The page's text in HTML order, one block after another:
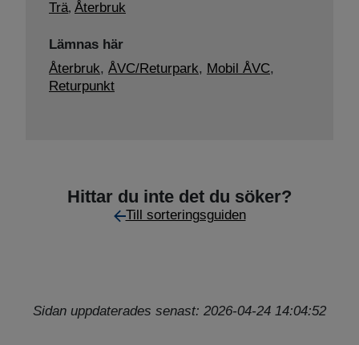
Trä, Återbruk
Lämnas här
Återbruk, ÅVC/Returpark, Mobil ÅVC,
Returpunkt
Hittar du inte det du söker?
Till sorteringsguiden
Sidan uppdaterades senast: 2026-04-24 14:04:52